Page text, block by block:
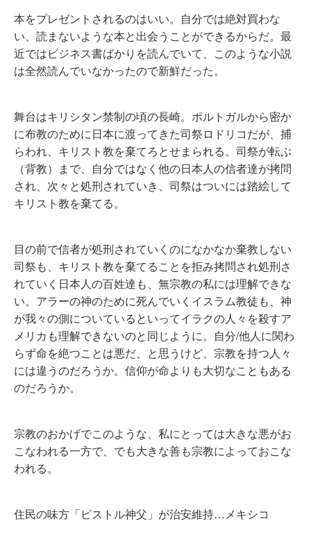
本をプレゼントされるのはいい。自分では絶対買わな
い、読まないような本と出会うことができるからだ。最
近ではビジネス書ばかりを読んでいて、このような小説
は全然読んでいなかったので新鮮だった。
舞台はキリシタン禁制の頃の長崎。ポルトガルから密か
に布教のために日本に渡ってきた司祭ロドリコだが、捕
らわれ、キリスト教を棄てろとせまられる。司祭が転ぶ
（背教）まで、自分ではなく他の日本人の信者達が拷問
され、次々と処刑されていき、司祭はついには踏絵して
キリスト教を棄てる。
目の前で信者が処刑されていくのになかなか棄教しない
司祭も、キリスト教を棄てることを拒み拷問され処刑さ
れていく日本人の百姓達も、無宗教の私には理解できな
い。アラーの神のために死んでいくイスラム教徒も、神
が我々の側についているといってイラクの人々を殺すア
メリカも理解できないのと同じように。自分/他人に関わ
らず命を絶つことは悪だ、と思うけど、宗教を持つ人々
には違うのだろうか。信仰が命よりも大切なこともある
のだろうか。
宗教のおかげでこのような、私にとっては大きな悪がお
こなわれる一方で、でも大きな善も宗教によっておこな
われる。
住民の味方「ピストル神父」が治安維持…メキシコ